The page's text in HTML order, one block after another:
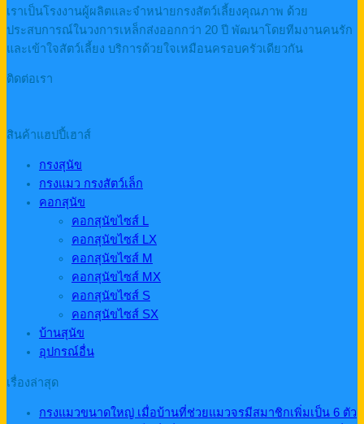
เราเป็นโรงงานผู้ผลิตและจำหน่ายกรงสัตว์เลี้ยงคุณภาพ ด้วย
ประสบการณ์ในวงการเหล็กส่งออกกว่า 20 ปี พัฒนาโดยทีมงานคนรัก
และเข้าใจสัตว์เลี้ยง บริการด้วยใจเหมือนครอบครัวเดียวกัน
ติดต่อเรา
สินค้าแฮปปี้เฮาส์
กรงสุนัข
กรงแมว กรงสัตว์เล็ก
คอกสุนัข
คอกสุนัขไซส์ L
คอกสุนัขไซส์ LX
คอกสุนัขไซส์ M
คอกสุนัขไซส์ MX
คอกสุนัขไซส์ S
คอกสุนัขไซส์ SX
บ้านสุนัข
อุปกรณ์อื่น
เรื่องล่าสุด
กรงแมวขนาดใหญ่ เมื่อบ้านที่ช่วยแมวจรมีสมาชิกเพิ่มเป็น 6 ตัว